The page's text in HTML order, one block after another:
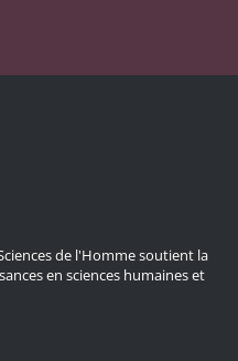
de l'Homme soutient la
en sciences humaines et